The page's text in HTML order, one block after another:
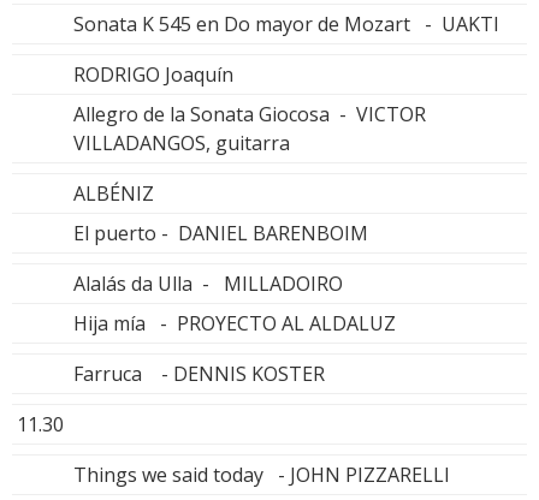
Sonata K 545 en Do mayor de Mozart - UAKTI
RODRIGO Joaquín
Allegro de la Sonata Giocosa - VICTOR
VILLADANGOS, guitarra
ALBÉNIZ
El puerto - DANIEL BARENBOIM
Alalás da Ulla - MILLADOIRO
Hija mía - PROYECTO AL ALDALUZ
Farruca - DENNIS KOSTER
11.30
Things we said today - JOHN PIZZARELLI